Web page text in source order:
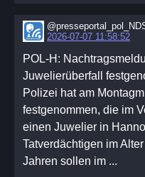
2026-07-07 11:58:52
POL-H:
Juwelierüberfall
Polizei hat am
festgenommen, die im
einen Juwelier in
Tatverdächtigen im
Jahren sollen im ...